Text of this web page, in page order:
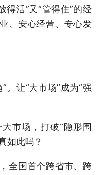
得活”又“管得住”的经
、安心经营、专心发
让“大市场”成为“强
市场，打破“隐形围
如此吗？
国首个跨省市、跨